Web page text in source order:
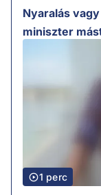
Nyaralás
miniszter
1 perc